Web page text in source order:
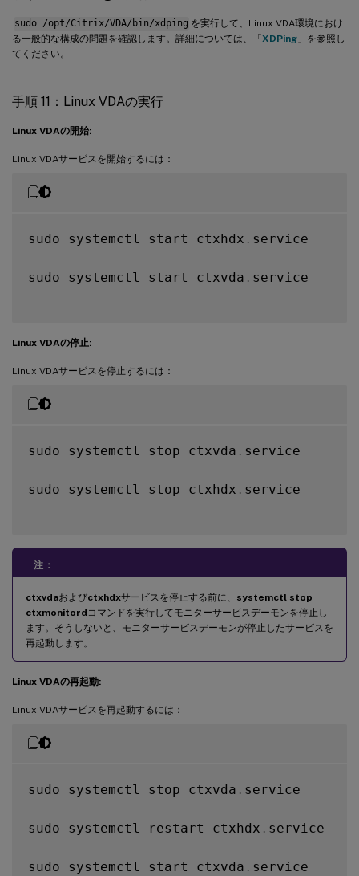
sudo /opt/Citrix/VDA/bin/xdping を実行して、Linux VDA環境におけ
る一般的な構成の問題を確認します。詳細については、「 XDPing 」を参照し
てください。
手順 11：Linux VDAの実行
Linux VDAの開始:
Linux VDAサービスを開始するには：
sudo systemctl start ctxhdx . service
sudo systemctl start ctxvda . service
Linux VDAの停止:
Linux VDAサービスを停止するには：
sudo systemctl stop ctxvda . service
sudo systemctl stop ctxhdx . service
注：
ctxvdaおよびctxhdxサービスを停止する前に、 systemctl stop
ctxmonitord コマンドを実行してモニターサービスデーモンを停止し
ます。そうしないと、モニターサービスデーモンが停止したサービスを
再起動します。
Linux VDAの再起動:
Linux VDAサービスを再起動するには：
sudo systemctl stop ctxvda . service
sudo systemctl restart ctxhdx . service
sudo systemctl start ctxvda . service